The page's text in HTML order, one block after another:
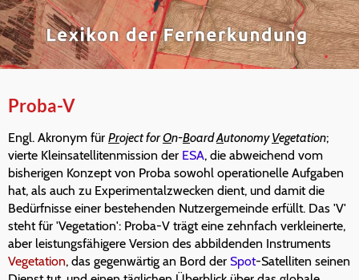
Proba-V
Engl. Akronym für Project forOn-BoardAutonomyVegetation;
vierte Kleinsatellitenmission der ESA, die abweichend vom
bisherigen Konzept von Proba sowohl operationelle Aufgaben
hat, als auch zu Experimentalzwecken dient, und damit die
Bedürfnisse einer bestehenden Nutzergemeinde erfüllt. Das 'V'
steht für 'Vegetation': Proba-V trägt eine zehnfach verkleinerte,
aber leistungsfähigere Version des abbildenden Instruments
Vegetation, das gegenwärtig an Bord der Spot-Satelliten seinen